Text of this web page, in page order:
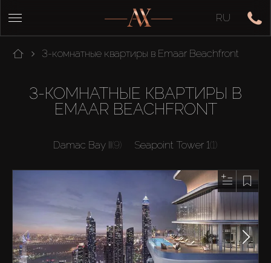
RU
3-комнатные квартиры в Emaar Beachfront
3-КОМНАТНЫЕ КВАРТИРЫ В
EMAAR BEACHFRONT
Damac Bay II(9) Seapoint Tower 1(1)